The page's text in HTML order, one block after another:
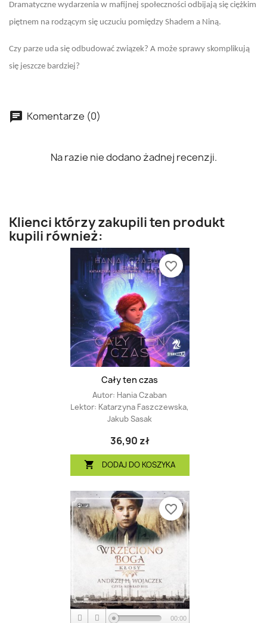
Dramatyczne wydarzenia w mafijnej społeczności odbijają się ciężkim
piętnem na rodzącym się uczuciu pomiędzy Shadem a Niną.
Czy parze uda się odbudować związek? A może sprawy skomplikują
się jeszcze bardziej?
Komentarze (0)
Na razie nie dodano żadnej recenzji.
Klienci którzy zakupili ten produkt
kupili również:
Cały ten czas
Autor: Hania Czaban
Lektor: Katarzyna Faszczewska,
Jakub Sasak
36,90 zł
 DODAJ DO KOSZYKA
favorite_border
00:00
favorite_border